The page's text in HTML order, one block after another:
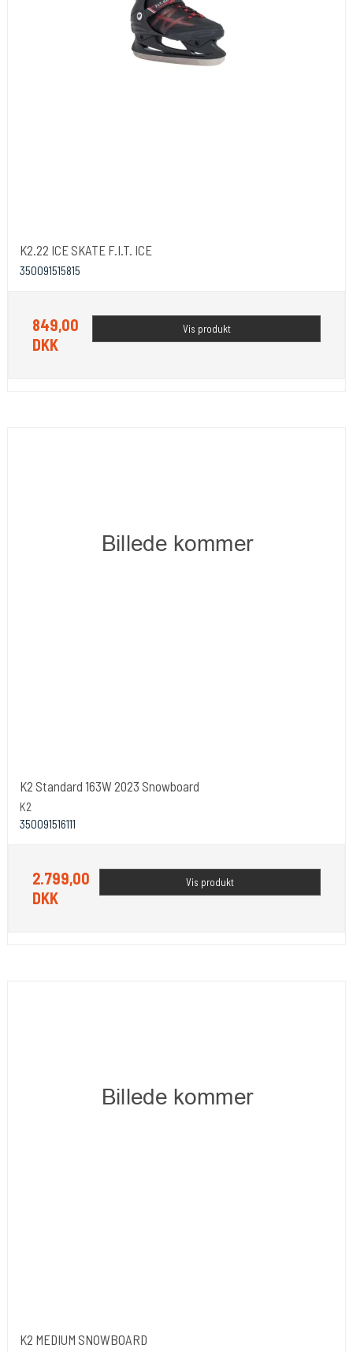
K2.22 ICE SKATE F.I.T. ICE
350091515815
849,00
DKK
Vis produkt
K2 Standard 163W 2023 Snowboard
K2
350091516111
2.799,00
DKK
Vis produkt
K2 MEDIUM SNOWBOARD